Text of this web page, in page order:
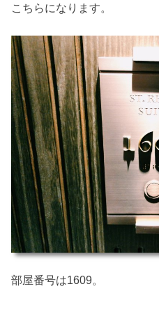
こちらになります。
部屋番号は1609。